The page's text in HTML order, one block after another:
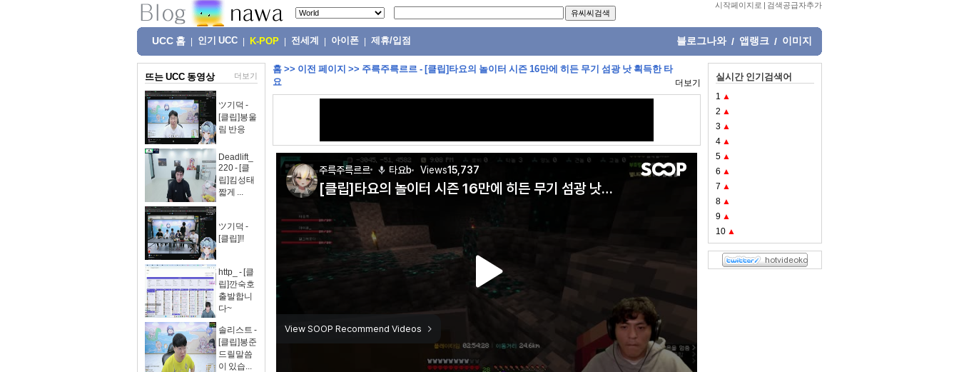
시작페이지로 | 검색공급자추가
UCC 홈 인기 UCC K-POP 전세계 아이폰 제휴/입점 블로그나와 / 앱랭크 / 이미지
뜨는 UCC 동영상 더보기
ツ기덕 -
[클립]봉울
림 반응
Deadlift_
220 - [클
립]킴성태
짧게 ...
ツ기덕 -
[클립]!!
http_ - [클
립]깐숙호
출발합니
다~
솔리스트 -
[클립]봉준
드릴말씀
이 있습...
홈 >> 이전 페이지 >> 주륵주륵르르 - [클립]타요의 놀이터 시즌 16만에 히든 무기 섬광 낫 획득한 타
요
더보기
실시간 인기검색어
1 ▲
2 ▲
3 ▲
4 ▲
5 ▲
6 ▲
7 ▲
8 ▲
9 ▲
10 ▲